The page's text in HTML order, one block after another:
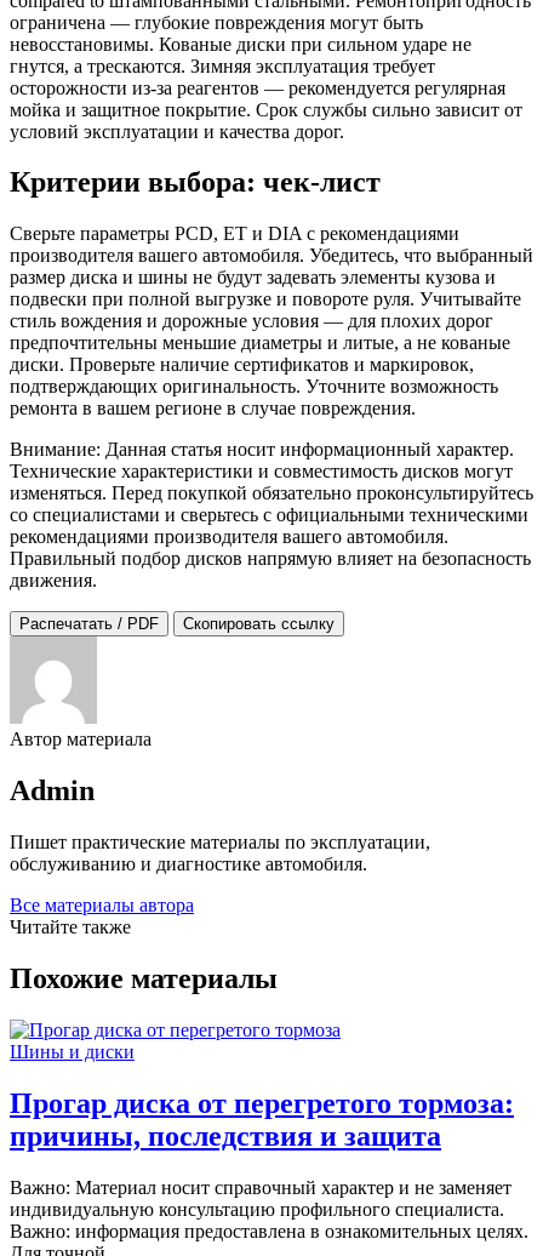
ограничена — глубокие повреждения могут быть
невосстановимы. Кованые диски при сильном ударе не
гнутся, а трескаются. Зимняя эксплуатация требует
осторожности из-за реагентов — рекомендуется регулярная
мойка и защитное покрытие. Срок службы сильно зависит от
условий эксплуатации и качества дорог.
Критерии выбора: чек-лист
Сверьте параметры PCD, ET и DIA с рекомендациями
производителя вашего автомобиля. Убедитесь, что выбранный
размер диска и шины не будут задевать элементы кузова и
подвески при полной выгрузке и повороте руля. Учитывайте
стиль вождения и дорожные условия — для плохих дорог
предпочтительны меньшие диаметры и литые, а не кованые
диски. Проверьте наличие сертификатов и маркировок,
подтверждающих оригинальность. Уточните возможность
ремонта в вашем регионе в случае повреждения.
Внимание: Данная статья носит информационный характер.
Технические характеристики и совместимость дисков могут
изменяться. Перед покупкой обязательно проконсультируйтесь
со специалистами и сверьтесь с официальными техническими
рекомендациями производителя вашего автомобиля.
Правильный подбор дисков напрямую влияет на безопасность
движения.
Распечатать / PDF Скопировать ссылку
Автор материала
Admin
Пишет практические материалы по эксплуатации,
обслуживанию и диагностике автомобиля.
Все материалы автора
Читайте также
Похожие материалы
Шины и диски
Прогар диска от перегретого тормоза:
причины, последствия и защита
Важно: Материал носит справочный характер и не заменяет
индивидуальную консультацию профильного специалиста.
Важно: информация предоставлена в ознакомительных целях.